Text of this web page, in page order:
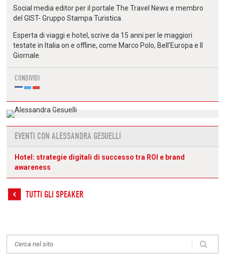
Social media editor per il portale The Travel News e membro
del GIST- Gruppo Stampa Turistica.
Esperta di viaggi e hotel, scrive da 15 anni per le maggiori
testate in Italia on e offline, come Marco Polo, Bell’Europa e Il
Giornale.
CONDIVIDI
EVENTI CON ALESSANDRA GESUELLI
Hotel: strategie digitali di successo tra ROI e brand
awareness
TUTTI GLI SPEAKER